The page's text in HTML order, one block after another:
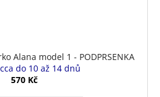
Alana model 1 - PODPRSENKA
do 10 až 14 dnů
570 Kč